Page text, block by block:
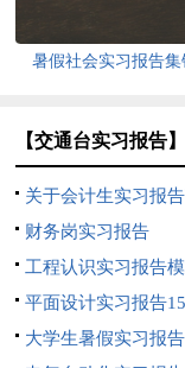
暑假社会实习报告集
【交通台实习报告
关于会计生实习报
6篇
财务岗实习报告
工程认识实习报告
篇平面设计实习报告
大学生暑假实习报